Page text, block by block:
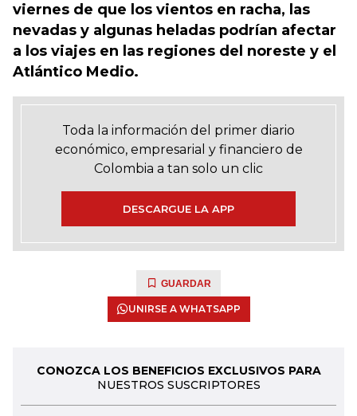
viernes de que los vientos en racha, las
nevadas y algunas heladas podrían afectar
a los viajes en las regiones del noreste y el
Atlántico Medio.
Toda la información del primer diario
económico, empresarial y financiero de
Colombia a tan solo un clic
DESCARGUE LA APP
GUARDAR
UNIRSE A WHATSAPP
CONOZCA LOS BENEFICIOS EXCLUSIVOS PARA
NUESTROS SUSCRIPTORES